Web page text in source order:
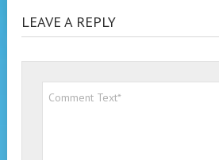
LEAVE A REPLY